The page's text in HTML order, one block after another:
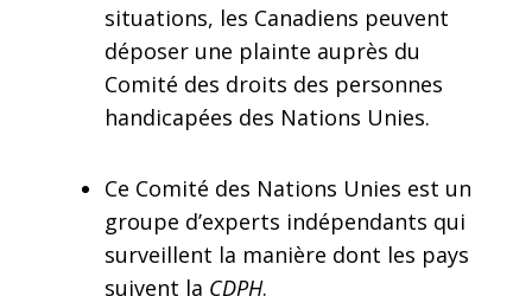
situations, les Canadiens peuvent
déposer une plainte auprès du
Comité des droits des personnes
handicapées des Nations Unies.
Ce Comité des Nations Unies est un
groupe d’experts indépendants qui
surveillent la manière dont les pays
suivent la CDPH.